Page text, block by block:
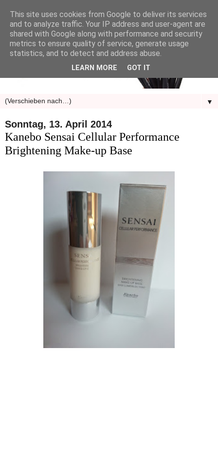
▼
Sonntag, 13. April 2014
Kanebo Sensai Cellular Performance
Brightening Make-up Base
This site uses cookies from Google to deliver its services
and to analyze traffic. Your IP address and user-agent are
shared with Google along with performance and security
metrics to ensure quality of service, generate usage
statistics, and to detect and address abuse.
LEARN MORE GOT IT